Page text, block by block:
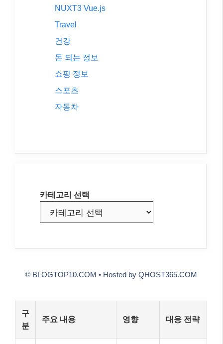
NUXT3 Vue.js
Travel
건강
돈 되는 정보
쇼핑 정보
스포츠
자동차
카테고리 선택
© BLOGTOP10.COM • Hosted by QHOST365.COM
구
분
주요 내용 영향 대응 전략